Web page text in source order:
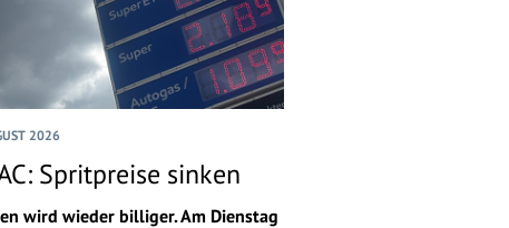
2026
Spritpreise sinken
wird wieder billiger. Am Dienstag